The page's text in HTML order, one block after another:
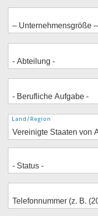
Adresse
Land/Region